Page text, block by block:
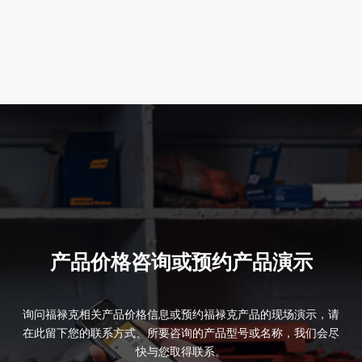
产品价格咨询或预约产品演示
询问福禄克相关产品价格信息或预约福禄克产品的现场演示，请
在此留下您的联系方式、所要咨询的产品型号或名称，我们会尽
快与您取得联系。